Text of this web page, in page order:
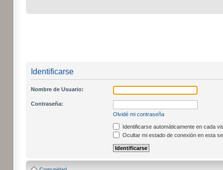
Identificarse
Nombre de Usuario:
Contraseña:
Olvidé mi contraseña
Identificarse automáticamente en cada
Ocultar mi estado de conexión en esta